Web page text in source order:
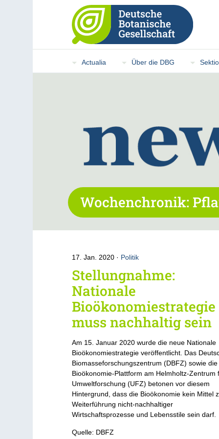
Actualia Über die DBG
Wochenchronik:
17. Jan. 2020 Politik
Stellungnahme:
Nationale
Bioökonomiestrategie
muss nachhaltig sein
Am 15. Januar 2020 wurde die neue Nationale
Bioökonomiestrategie veröffentlicht. Das
Biomasseforschungszentrum (DBFZ) sowie die
Bioökonomie-Plattform am Helmholtz-Zentrum
Umweltforschung (UFZ) betonen vor diesem
Hintergrund, dass die Bioökonomie kein Mittel
Weiterführung nicht-nachhaltiger
Wirtschaftsprozesse und Lebensstile sein darf.
Quelle: DBFZ